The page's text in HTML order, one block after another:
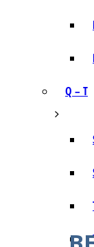
Q – T